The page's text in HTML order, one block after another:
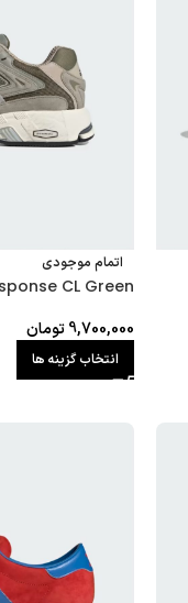
اتمام موجودی
CL Green
9,700,000 تومان
انتخاب گزینه ها